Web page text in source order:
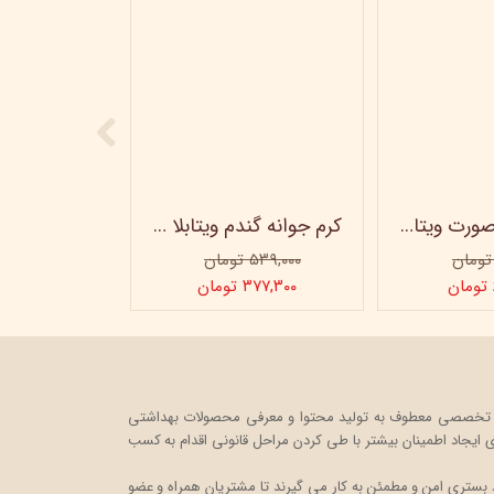
کرم جوانه گندم ویتابلا - تیوپی 60 میلی‌ لیتر
۵۳۹,۰۰۰ تومان
۳۷۷,۳۰۰ تومان
ژل شستشو صورت ویتابلا - 300 میلی لیتر
را در قالب یک فروشگاه اینترنتی، به صورت تخصصی معطوف به تولید محتوا و معرفی محصولات بهداشتی
اطمینان بیشتر باطی کردن مراحل قانونی اقدام به کسب
امن و مطمئن به کار می گیرند تا مشتریان همراه و عضو